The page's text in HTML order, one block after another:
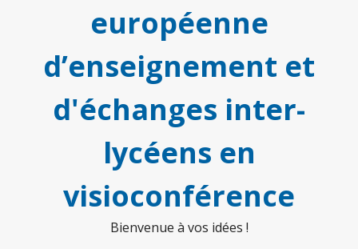
européenne
d’enseignement et
d'échanges inter-
lycéens en
visioconférence
Bienvenue à vos idées !